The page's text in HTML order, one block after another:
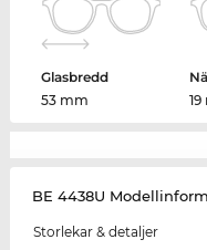
Glasbredd
53 mm
BE 4438U
Storlekar & detaljer